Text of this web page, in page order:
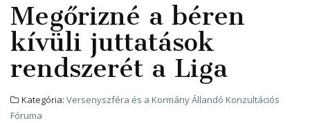
Megőrizné a béren
kívüli juttatások
rendszerét a Liga
Kategória: Versenyszféra és a Kormány Állandó Konzultációs
Fóruma